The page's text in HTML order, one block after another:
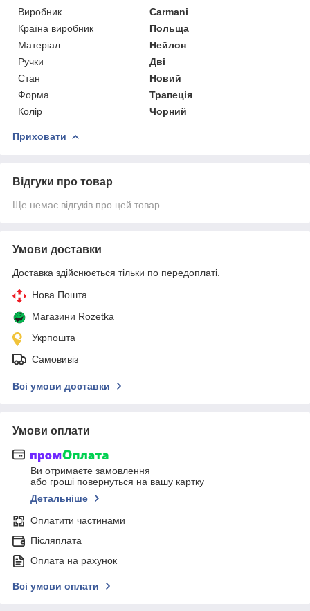
Виробник
Carmani
Країна виробник
Польща
Матеріал
Нейлон
Ручки
Дві
Стан
Новий
Форма
Трапеція
Колір
Чорний
Приховати
Відгуки про товар
Ще немає відгуків про цей товар
Умови доставки
Доставка здійснюється тільки по передоплаті.
Нова Пошта
Магазини Rozetka
Укрпошта
Самовивіз
Всі умови доставки
Умови оплати
Ви отримаєте замовлення
або гроші повернуться на вашу картку
Детальніше
Оплатити частинами
Післяплата
Оплата на рахунок
Всі умови оплати